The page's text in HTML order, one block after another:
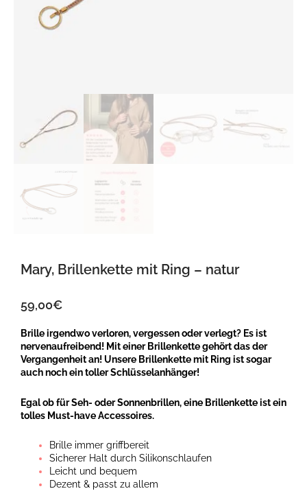
Mary, Brillenkette mit Ring – natur
59,00€
Brille irgendwo verloren, vergessen oder verlegt? Es ist
nervenaufreibend! Mit einer Brillenkette gehört das der
Vergangenheit an! Unsere Brillenkette mit Ring ist sogar
auch noch ein toller Schlüsselanhänger!
Egal ob für Seh- oder Sonnenbrillen, eine Brillenkette ist ein
tolles Must-have Accessoires.
Brille immer griffbereit
Sicherer Halt durch Silikonschlaufen
Leicht und bequem
Dezent & passt zu allem